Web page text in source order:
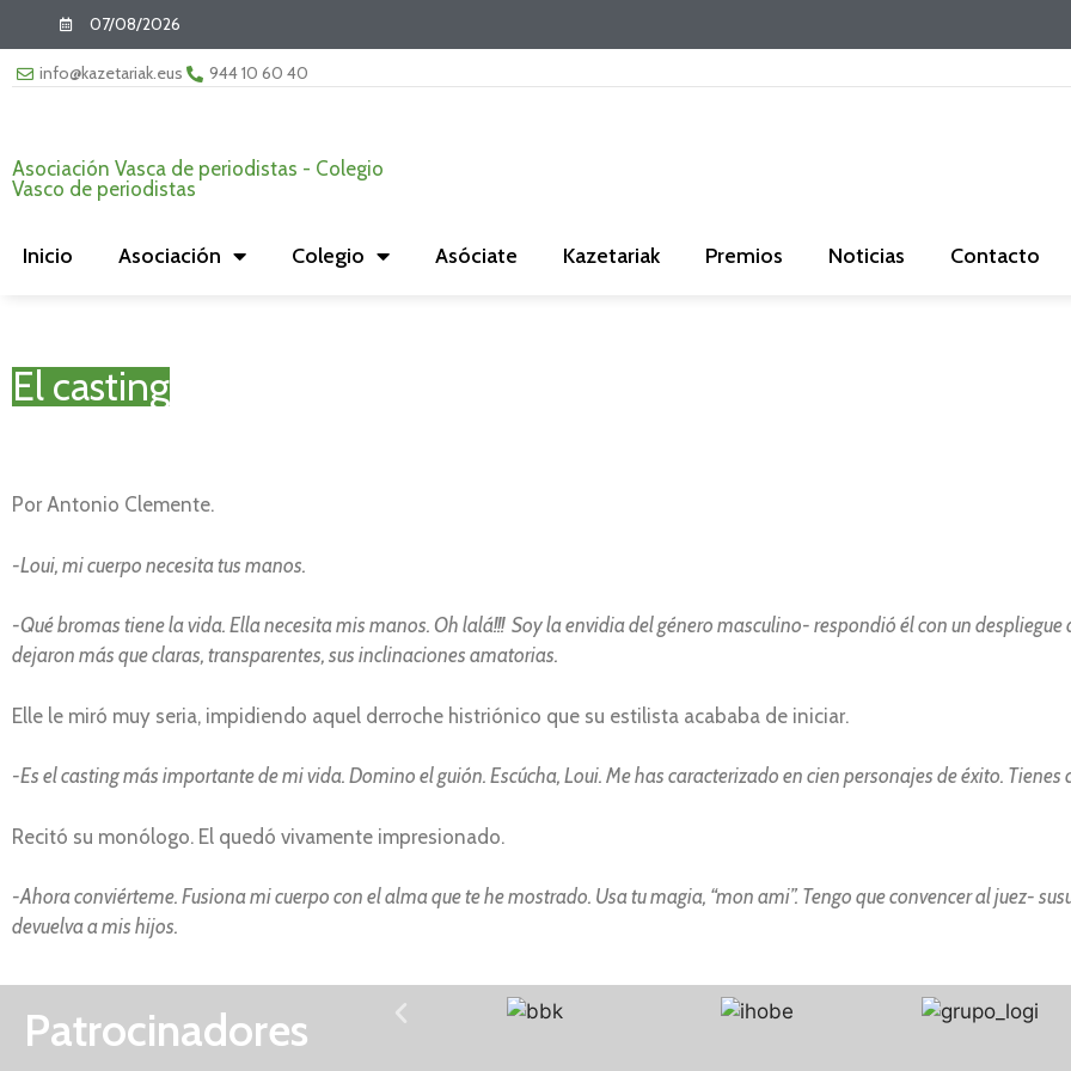
07/08/2026
info@kazetariak.eus 944 10 60 40
Asociación Vasca de periodistas - Colegio
Vasco de periodistas
Inicio Asociación Colegio Asóciate Kazetariak Premios Noticias Contacto
El casting
Por Antonio Clemente.
-Loui, mi cuerpo necesita tus manos.
-Qué bromas tiene la vida. Ella necesita mis manos. Oh lalá!!! Soy la envidia del género masculino- respondió él con un despliegue
dejaron más que claras, transparentes, sus inclinaciones amatorias.
Elle le miró muy seria, impidiendo aquel derroche histriónico que su estilista acababa de iniciar.
-Es el casting más importante de mi vida. Domino el guión. Escúcha, Loui. Me has caracterizado en cien personajes de éxito. Tienes
Recitó su monólogo. El quedó vivamente impresionado.
-Ahora conviérteme. Fusiona mi cuerpo con el alma que te he mostrado. Usa tu magia, “mon ami”. Tengo que convencer al juez-
devuelva a mis hijos.
Patrocinadores